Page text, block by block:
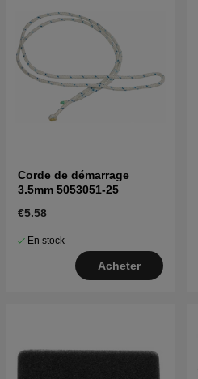
Corde de démarrage
3.5mm 5053051-25
€5.58
En stock
Acheter